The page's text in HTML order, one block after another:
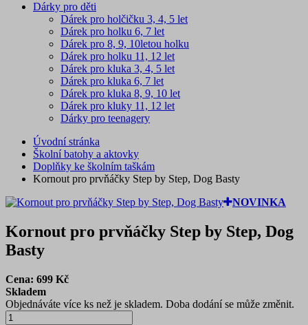
Dárky pro děti
Dárek pro holčičku 3, 4, 5 let
Dárek pro holku 6, 7 let
Dárek pro 8, 9, 10letou holku
Dárek pro holku 11, 12 let
Dárek pro kluka 3, 4, 5 let
Dárek pro kluka 6, 7 let
Dárek pro kluka 8, 9, 10 let
Dárek pro kluky 11, 12 let
Dárky pro teenagery
Úvodní stránka
Školní batohy a aktovky
Doplňky ke školním taškám
Kornout pro prvňáčky Step by Step, Dog Basty
NOVINKA
Kornout pro prvňáčky Step by Step, Dog
Basty
Cena: 699 Kč
Skladem
Objednáváte více ks než je skladem. Doba dodání se může změnit.